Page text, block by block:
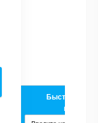
Быстрое